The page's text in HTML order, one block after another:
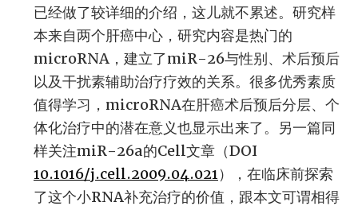
已经做了较详细的介绍，这儿就不累述。研究样
本来自两个肝癌中心，研究内容是热门的
microRNA，建立了miR-26与性别、术后预后
以及干扰素辅助治疗疗效的关系。很多优秀素质
值得学习，microRNA在肝癌术后预后分层、个
体化治疗中的潜在意义也显示出来了。另一篇同
样关注miR-26a的Cell文章（DOI
10.1016/j.cell.2009.04.021），在临床前探索
了这个小RNA补充治疗的价值，跟本文可谓相得